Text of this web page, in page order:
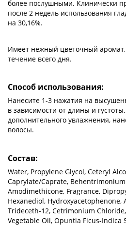
более послушными. Клинически
после 2 недель использования
на 30,16%.
Имеет нежный цветочный аромат,
течение всего дня.
Способ использования:
Нанесите 1-3 нажатия на
в зависимости от длины и
дополнительного увлажнения,
волосы.
Состав:
Water, Propylene Glycol, Ceteryl
Caprylate/Caprate,
Amodimethicone, Fragrance,
Hexanediol, Hydroxyacetophenone,
Trideceth-12, Cetrimonium
Vegetable Oil, Opuntia Ficus-Indica